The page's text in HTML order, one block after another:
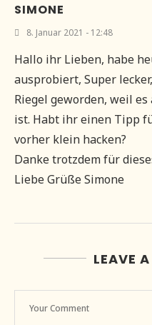
SIMONE
8. Januar 2021 - 12:48
Hallo ihr Lieben, habe
ausprobiert, Super
Riegel geworden, weil
ist. Habt ihr einen Tipp
vorher klein hacken?
Danke trotzdem für
Liebe Grüße Simone
LEAVE